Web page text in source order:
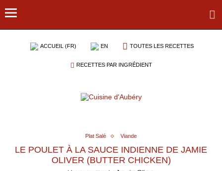
ACCUEIL (FR) EN TOUTES LES RECETTES
RECETTES PAR INGRÉDIENT
Plat Salé Viande
LE POULET À LA SAUCE INDIENNE DE JAMIE
OLIVER (BUTTER CHICKEN)